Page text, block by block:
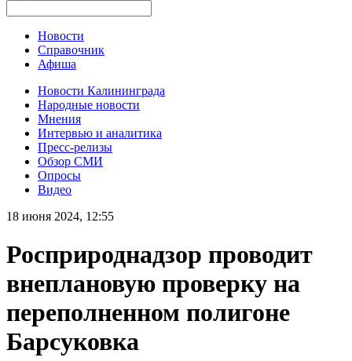
Новости
Справочник
Афиша
Новости Калининграда
Народные новости
Мнения
Интервью и аналитика
Пресс-релизы
Обзор СМИ
Опросы
Видео
18 июня 2024, 12:55
Росприроднадзор проводит
внеплановую проверку на
переполненном полигоне
Барсуковка